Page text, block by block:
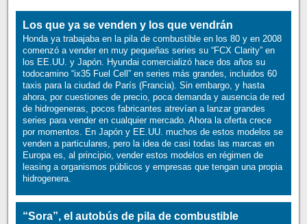
Los que ya se venden y los que vendrán
Honda ya trabajaba en la pila de combustible en los 80 y en 2008
comenzó a vender en muy pequeñas series su “FCX Clarity” en
los EE.UU. y Japón. Hyundai comercializó hace dos años su
todocamino “ix35 Fuel Cell” en series más grandes, incluidos 60
taxis para la ciudad de París (Francia). Sin embargo, y hasta
ahora, por cuestiones de precio, poca demanda y ausencia de red
de hidrogeneras, pocos fabricantes atrevían a lanzar grandes
series para vender en cualquier mercado. Ahora la oferta crece
por momentos. En Japón y EE.UU. muchos de estos modelos se
venden a particulares, pero la idea de casi todas las marcas en
Europa es, al principio, vender estos modelos en régimen de
leasing a organismos públicos y empresas que tengan una propia
hidrogenera.
“Sora”, el autobús de pila de combustible